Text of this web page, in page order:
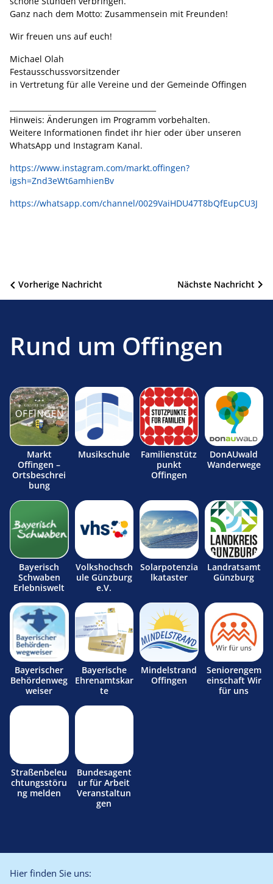
Ganz nach dem Motto: Zusammensein mit Freunden!
Wir freuen uns auf euch!
Michael Olah
Festausschussvorsitzender
in Vertretung für alle Vereine und der Gemeinde Offingen
Hinweis: Änderungen im Programm vorbehalten.
Weitere Informationen findet ihr hier oder über unseren
WhatsApp und Instagram Kanal.
https://www.instagram.com/markt.offingen?
igsh=Znd3eWt6amhienBv
https://whatsapp.com/channel/0029VaiHDU47T8bQfEupCU3J
Beitragsnavigation Nächste Nachricht
Vorherige Nachricht
Rund um Offingen
Markt
Offingen –
Ortsbeschrei
bung
Musikschule
Familienstütz
punkt
Offingen
DonAUwald
Wanderwege
Bayerisch
Schwaben
Erlebniswelt
Volkshochsch
ule Günzburg
e.V.
Solarpotenzia
lkataster
Landratsamt
Günzburg
Bayerischer
Behördenweg
weiser
Bayerische
Ehrenamtskar
te
Mindelstrand
Offingen
Seniorengem
einschaft Wir
für uns
Straßenbeleu
chtungsstöru
ng melden
Bundesagent
ur für Arbeit
Veranstaltun
gen
Hier finden Sie uns: